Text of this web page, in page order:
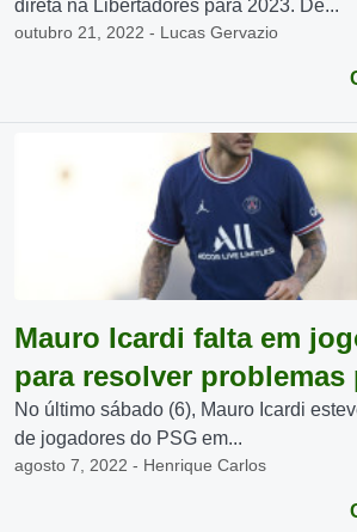
direta na Libertadores para 2023. De...
outubro 21, 2022 - Lucas Gervazio
Mauro Icardi falta em
para resolver problemas
No último sábado (6), Mauro Icardi
de jogadores do PSG em...
agosto 7, 2022 - Henrique Carlos